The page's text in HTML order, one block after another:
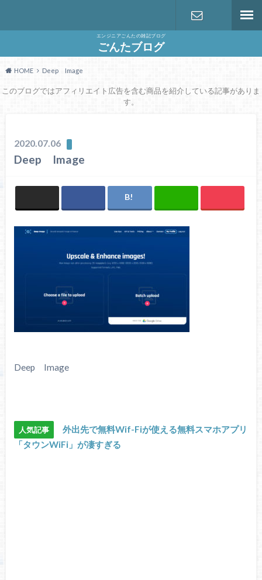
エンジニアごんたの雑記ブログ
ごんたブログ
HOME Deep Image
このブログではアフィリエイト広告を含む商品を紹介している記事がありま
す。
2020.07.06
Deep Image
Deep Image
人気記事
外出先で無料Wif-Fiが使える無料スマホアプリ
「タウンWiFi」が凄すぎる